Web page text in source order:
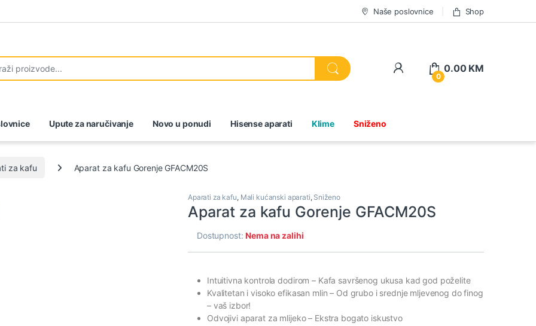
Naše poslovnice Shop
0
0.00 KM
Upute za naručivanje Novo u ponudi Hisense aparati Klime Sniženo
za kafu Aparat za kafu Gorenje GFACM20S
Aparati za kafu, Mali kućanski aparati, Sniženo
Aparat za kafu Gorenje GFACM20S
Dostupnost:Nema na zalihi
Intuitivna kontrola dodirom– Kafa savršenog ukusa kad god poželite
Kvalitetan i visoko efikasan mlin– Od grubo i srednje mljevenog do finog
– vaš izbor!
Odvojivi aparat za mlijeko– Ekstra bogato iskustvo